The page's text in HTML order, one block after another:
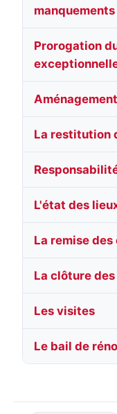
Prorogation
La restitution
L'état des
La remise des
La clôture
Les visites
Le bail de